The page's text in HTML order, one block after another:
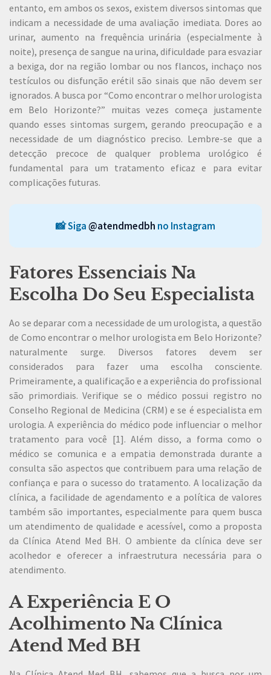
entanto, em ambos os sexos, existem diversos sintomas que
indicam a necessidade de uma avaliação imediata. Dores ao
urinar, aumento na frequência urinária (especialmente à
noite), presença de sangue na urina, dificuldade para esvaziar
a bexiga, dor na região lombar ou nos flancos, inchaço nos
testículos ou disfunção erétil são sinais que não devem ser
ignorados. A busca por “Como encontrar o melhor urologista
em Belo Horizonte?” muitas vezes começa justamente
quando esses sintomas surgem, gerando preocupação e a
necessidade de um diagnóstico preciso. Lembre-se que a
detecção precoce de qualquer problema urológico é
fundamental para um tratamento eficaz e para evitar
complicações futuras.
📸 Siga@atendmedbh no Instagram
Fatores Essenciais Na
Escolha Do Seu Especialista
Ao se deparar com a necessidade de um urologista, a questão
de Como encontrar o melhor urologista em Belo Horizonte?
naturalmente surge. Diversos fatores devem ser
considerados para fazer uma escolha consciente.
Primeiramente, a qualificação e a experiência do profissional
são primordiais. Verifique se o médico possui registro no
Conselho Regional de Medicina (CRM) e se é especialista em
urologia. A experiência do médico pode influenciar o melhor
tratamento para você [1]. Além disso, a forma como o
médico se comunica e a empatia demonstrada durante a
consulta são aspectos que contribuem para uma relação de
confiança e para o sucesso do tratamento. A localização da
clínica, a facilidade de agendamento e a política de valores
também são importantes, especialmente para quem busca
um atendimento de qualidade e acessível, como a proposta
da Clínica Atend Med BH. O ambiente da clínica deve ser
acolhedor e oferecer a infraestrutura necessária para o
atendimento.
A Experiência E O
Acolhimento Na Clínica
Atend Med BH